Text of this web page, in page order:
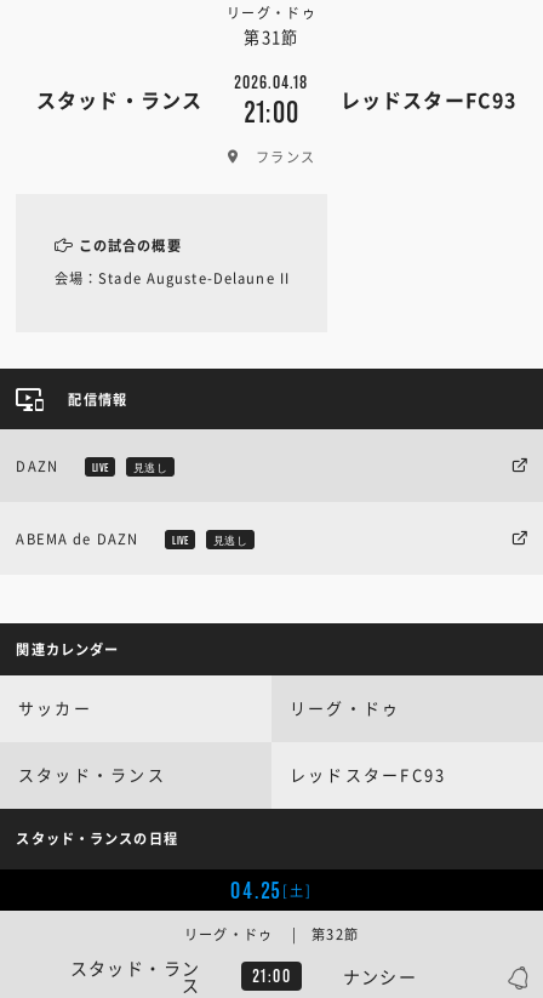
リーグ・ドゥ
第31節
スタッド・ランス
2026.04.18
21:00 レッドスターFC93
フランス
この試合の概要
会場：Stade Auguste-Delaune II
配信情報
DAZN LIVE 見逃し
ABEMA de DAZN LIVE 見逃し
関連カレンダー
サッカー リーグ・ドゥ
スタッド・ランス レッドスターFC93
スタッド・ランスの日程
04.25[土]
スタッド・ラン
ス 21:00 ナンシー
リーグ・ドゥ | 第32節